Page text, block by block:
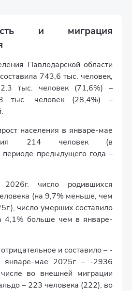
и миграция
Павлодарской области
743,6 тыс. человек,
тыс. человек (71,6%) –
тыс. человек (28,4%) –
населения в январе-мае
214 человек (в
периоде предыдущего года –
число родившихся
(на 9,7% меньше, чем
число умерших составило
4,1% больше чем в январе-
и составило – -
январе-мае 2025г. – -2936
во внешней миграции
– 223 человека (222), во